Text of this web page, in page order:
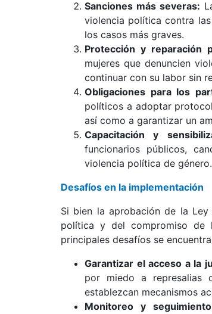
Sanciones más severas:
violencia política contra
los casos más graves.
Protección y reparación
mujeres que denuncien
continuar con su labor sin
Obligaciones para los
políticos a adoptar
así como a garantizar un
Capacitación y
funcionarios públicos,
violencia política de género.
Desafíos en la implementación
Si bien la aprobación de la
política y del compromiso de
principales desafíos se
Garantizar el acceso a la
por miedo a represalias
establezcan mecanismos
Monitoreo y